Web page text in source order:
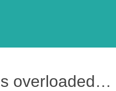
overloaded…